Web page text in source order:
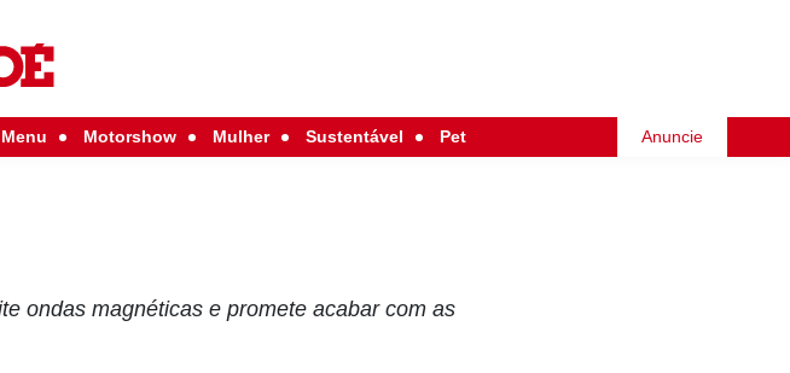
Menu Motorshow Mulher Sustentável Pet Anuncie
ondas magnéticas e promete acabar com as